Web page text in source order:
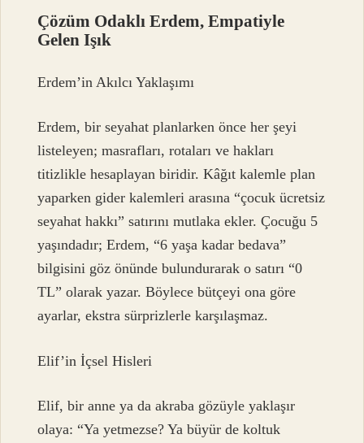
Çözüm Odaklı Erdem, Empatiyle
Gelen Işık
Erdem’in Akılcı Yaklaşımı
Erdem, bir seyahat planlarken önce her şeyi
listeleyen; masrafları, rotaları ve hakları
titizlikle hesaplayan biridir. Kâğıt kalemle plan
yaparken gider kalemleri arasına “çocuk ücretsiz
seyahat hakkı” satırını mutlaka ekler. Çocuğu 5
yaşındadır; Erdem, “6 yaşa kadar bedava”
bilgisini göz önünde bulundurarak o satırı “0
TL” olarak yazar. Böylece bütçeyi ona göre
ayarlar, ekstra sürprizlerle karşılaşmaz.
Elif’in İçsel Hisleri
Elif, bir anne ya da akraba gözüyle yaklaşır
olaya: “Ya yetmezse? Ya büyür de koltuk